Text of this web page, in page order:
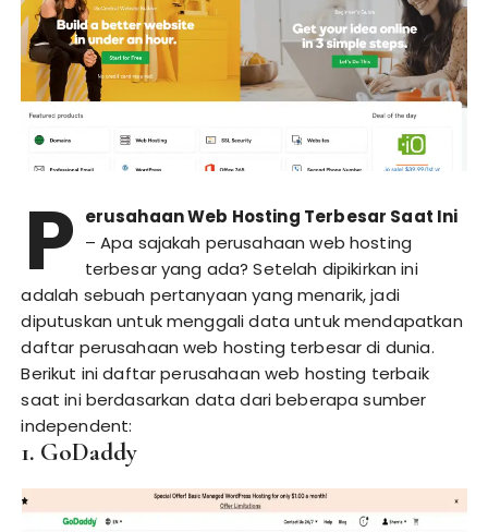
P erusahaan Web Hosting Terbesar Saat Ini
– Apa sajakah perusahaan web hosting
terbesar yang ada? Setelah dipikirkan ini
adalah sebuah pertanyaan yang menarik, jadi
diputuskan untuk menggali data untuk mendapatkan
daftar perusahaan web hosting terbesar di dunia.
Berikut ini daftar perusahaan web hosting terbaik
saat ini berdasarkan data dari beberapa sumber
independent:
1. GoDaddy